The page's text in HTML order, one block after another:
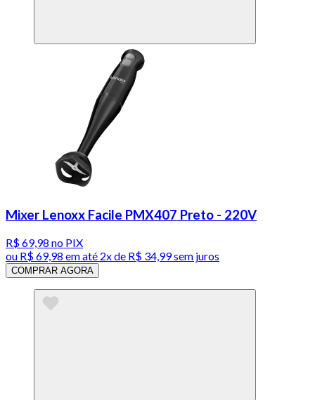
Mixer Lenoxx Facile PMX407 Preto - 220V
R$ 69,98 no PIX
ou R$ 69,98 em até 2x de R$ 34,99 sem juros
COMPRAR AGORA